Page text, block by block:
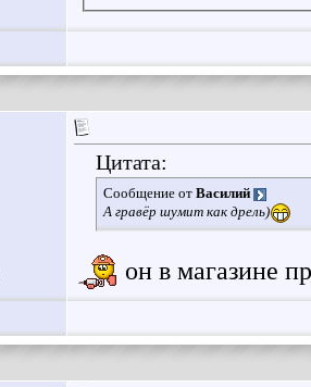
Цитата:
Сообщение от Василий
А гравёр шумит как дрель)
он в магазине